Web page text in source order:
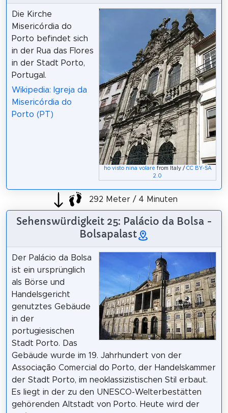
ho visto nina volare from Italy / CC BY-SA
2.0
Die Kirche
Misericórdia do
Porto befindet sich
in der Rua das Flores
in der Stadt Porto,
Portugal.
Wikipedia: Igreja da
Misericórdia do
Porto (PT)
292 Meter / 4 Minuten
Sehenswürdigkeit 25: Palácio da Bolsa -
Bolsapalast
Der Palácio da Bolsa
ist ein ursprünglich
als Börse und
Handelsgericht
genutztes Gebäude
in der
portugiesischen
Stadt Porto. Das
Gebäude wurde im 19. Jahrhundert von der
Associação Comercial do Porto, der Handelskammer
der Stadt Porto, im neoklassizistischen Stil erbaut.
Es liegt in der zu den UNESCO-Welterbestätten
gehörenden Altstadt von Porto. Heute wird der